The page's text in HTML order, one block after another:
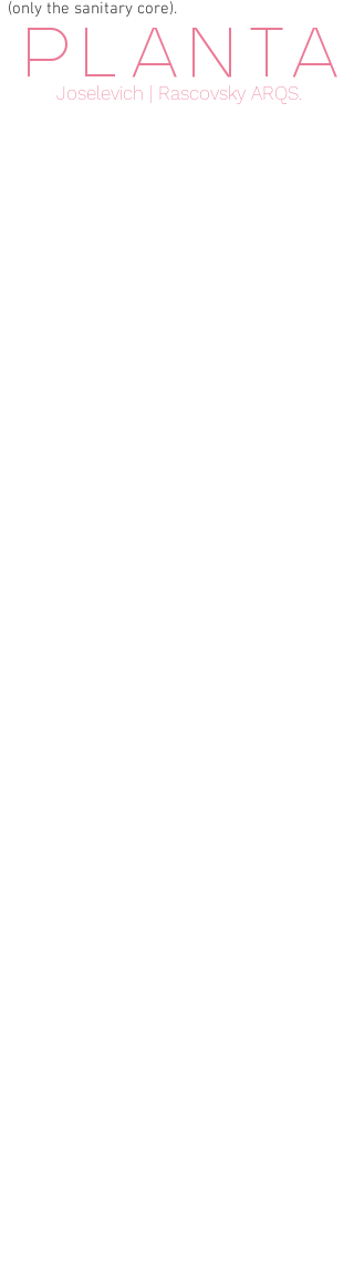
PLANTA
Joselevich | Rascovsky ARQS.
(only the sanitary core).